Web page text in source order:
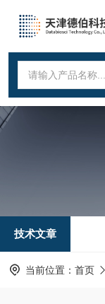
技术文章
当前位置： 首页